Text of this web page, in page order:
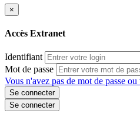
×
Accès Extranet
Identifiant
Mot de passe
Vous n'avez pas de mot de passe